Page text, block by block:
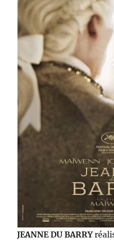
JEANNE DU BARRY